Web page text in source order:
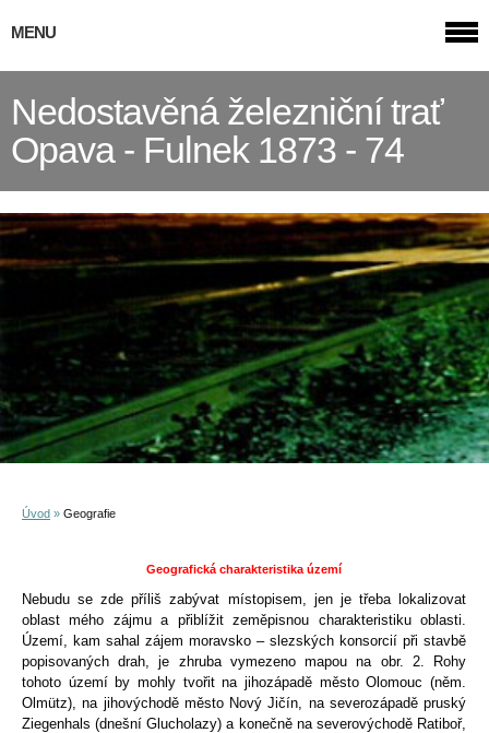
Nedostavěná železniční trať
Opava - Fulnek 1873 - 74
Úvod » Geografie
Geografická charakteristika území
Nebudu se zde příliš zabývat místopisem, jen je třeba lokalizovat
oblast mého zájmu a přiblížit zeměpisnou charakteristiku oblasti.
Území, kam sahal zájem moravsko – slezských konsorcií při stavbě
popisovaných drah, je zhruba vymezeno mapou na obr. 2. Rohy
tohoto území by mohly tvořit na jihozápadě město Olomouc (něm.
Olmütz), na jihovýchodě město Nový Jičín, na severozápadě pruský
Ziegenhals (dnešní Glucholazy) a konečně na severovýchodě Ratiboř,
MENU